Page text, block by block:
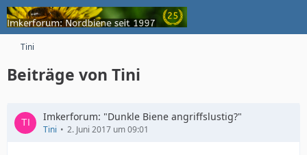
Tini
Beiträge von Tini
Imkerforum: "Dunkle Biene angriffslustig?"
Tini 2. Juni 2017 um 09:01